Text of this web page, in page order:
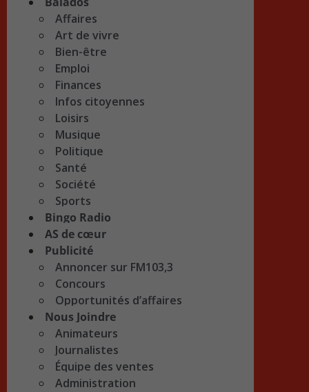
Affaires
Art de vivre
Bien-être
Emploi
Finances
Infos citoyennes
Loisirs
Musique
Politique
Santé
Société
Sports
Bingo Radio
AS de cœur
Publicité
Annoncer sur FM103,3
Concours
Opportunités d’affaires
Nous Joindre
Animateurs
Journalistes
Équipe des ventes
Administration